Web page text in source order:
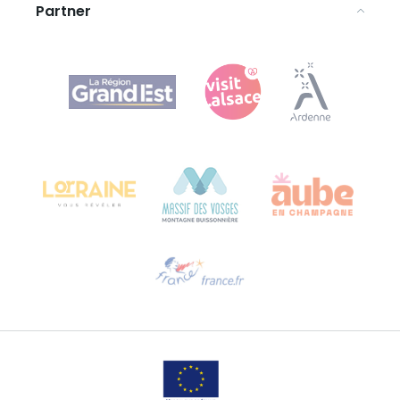
Agence Régionale du Tourisme Grand Est
Bureau de Colmar (Hauptverwaltung)
Sprechen Sie uns per E-Mail an
Partner